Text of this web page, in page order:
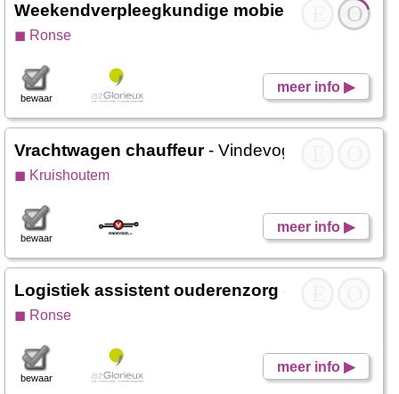
O
Weekendverpleegkundige mobiele equipe-
◼ Ronse
meer info ▶
bewaar
Vrachtwagen chauffeur- Vindevogel
◼ Kruishoutem
meer info ▶
bewaar
Logistiek assistent ouderenzorg - Werken
◼ Ronse
meer info ▶
bewaar